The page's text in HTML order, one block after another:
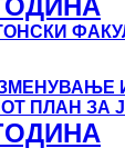
НА
УКИМ
ПЛАН ЗА